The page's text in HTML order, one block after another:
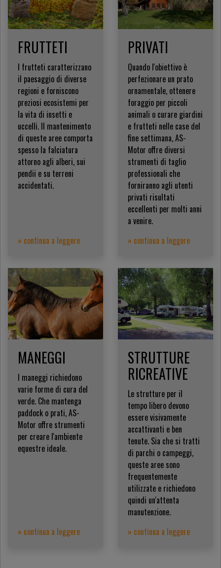
FRUTTETI
I frutteti caratterizzano
il paesaggio di diverse
regioni e forniscono
preziosi ecosistemi per
la vita di insetti e
uccelli. Il mantenimento
di queste aree comporta
spesso la falciatura
attorno agli alberi, sui
pendii e su terreni
accidentati.
» continua a leggere
PRIVATI
Quando l'obiettivo è
perfezionare un prato
ornamentale, ottenere
foraggio per piccoli
animali o curare giardini
e frutteti nelle case del
fine settimana, AS-
Motor offre diversi
strumenti di taglio
professionali che
forniranno agli utenti
privati risultati
eccellenti per molti anni
a venire.
» continua a leggere
MANEGGI
I maneggi richiedono
varie forme di cura del
verde. Che mantenga
paddock o prati, AS-
Motor offre strumenti
per creare l'ambiente
equestre ideale.
» continua a leggere
STRUTTURE
RICREATIVE
Le strutture per il
tempo libero devono
essere visivamente
accattivanti e ben
tenute. Sia che si tratti
di parchi o campeggi,
queste aree sono
frequentemente
utilizzate e richiedono
quindi un'attenta
manutenzione.
» continua a leggere